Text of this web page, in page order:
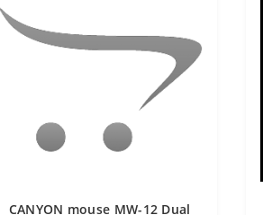
CANYON mouse MW-12 Dual